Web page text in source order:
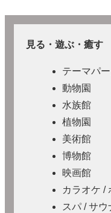
見る・遊ぶ・癒す
テーマパ
動物園
水族館
植物園
美術館
博物館
映画館
カラオケ /
スパ / サウ